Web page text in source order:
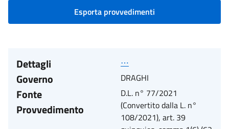
Esporta provvedimenti
Dettagli ⋯
Governo DRAGHI
Fonte
Provvedimento
D.L. n° 77/2021
(Convertito dalla L. n°
108/2021), art. 39